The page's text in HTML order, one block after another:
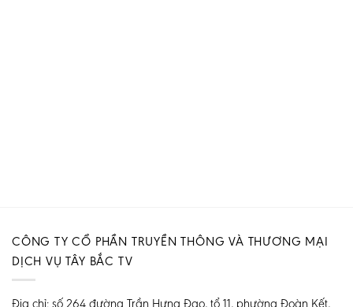
CÔNG TY CỔ PHẦN TRUYỀN THÔNG VÀ THƯƠNG MẠI
DỊCH VỤ TÂY BẮC TV
Địa chỉ: số 264 đường Trần Hưng Đạo, tổ 11, phường Đoàn Kết,